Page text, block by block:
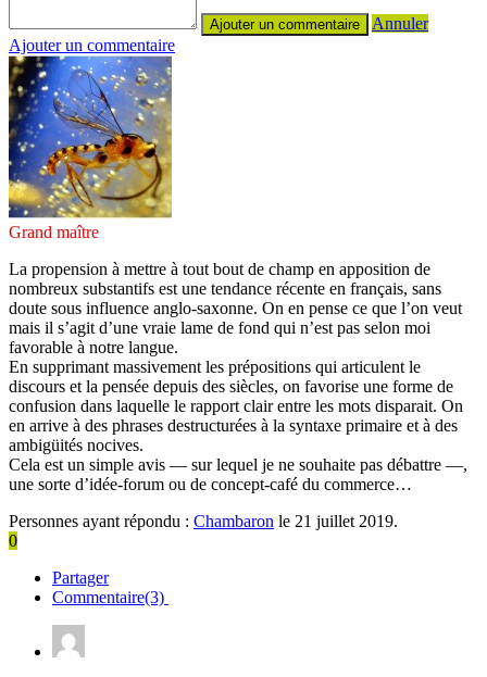
Annuler
Ajouter un commentaire
Grand maître
La propension à mettre à tout bout de champ en apposition de
nombreux substantifs est une tendance récente en français, sans
doute sous influence anglo-saxonne. On en pense ce que l’on veut
mais il s’agit d’une vraie lame de fond qui n’est pas selon moi
favorable à notre langue.
En supprimant massivement les prépositions qui articulent le
discours et la pensée depuis des siècles, on favorise une forme de
confusion dans laquelle le rapport clair entre les mots disparait. On
en arrive à des phrases destructurées à la syntaxe primaire et à des
ambigüités nocives.
Cela est un simple avis — sur lequel je ne souhaite pas débattre —,
une sorte d’idée-forum ou de concept-café du commerce…
Personnes ayant répondu : Chambaron le 21 juillet 2019.
0
Partager
Commentaire(3)